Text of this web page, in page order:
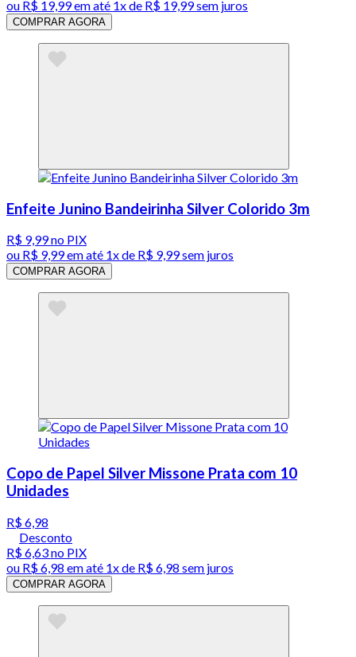
ou R$ 19,99em até 1x de R$ 19,99sem juros
COMPRAR AGORA
Enfeite Junino Bandeirinha Silver Colorido 3m
R$ 9,99no PIX
ou R$ 9,99em até 1x de R$ 9,99sem juros
COMPRAR AGORA
Copo de Papel Silver Missone Prata com 10
Unidades
R$ 6,98
Desconto
R$ 6,63no PIX
ou R$ 6,98 em até 1x de R$ 6,98 sem juros
COMPRAR AGORA